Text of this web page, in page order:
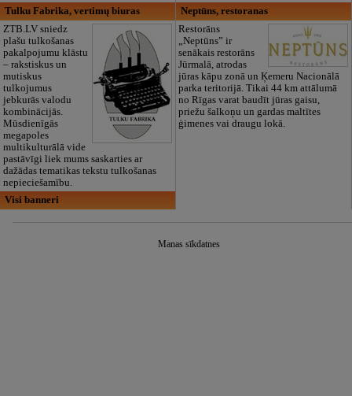
Tulku Fabrika, vertimų biuras
ZTB.LV sniedz
plašu tulkošanas
pakalpojumu klāstu
– rakstiskus un
mutiskus
tulkojumus
jebkurās valodu
kombinācijās.
Mūsdienīgās
megapoles
multikulturālā vide
pastāvīgi liek mums saskarties ar
dažādas tematikas tekstu tulkošanas
nepieciešamību.
Neptūns, restoranas
Restorāns
„Neptūns” ir
senākais restorāns
Jūrmalā, atrodas
jūras kāpu zonā un Ķemeru Nacionālā
parka teritorijā. Tikai 44 km attālumā
no Rīgas varat baudīt jūras gaisu,
priežu šalkoņu un gardas maltītes
ģimenes vai draugu lokā.
Visi banneri
Manas sīkdatnes